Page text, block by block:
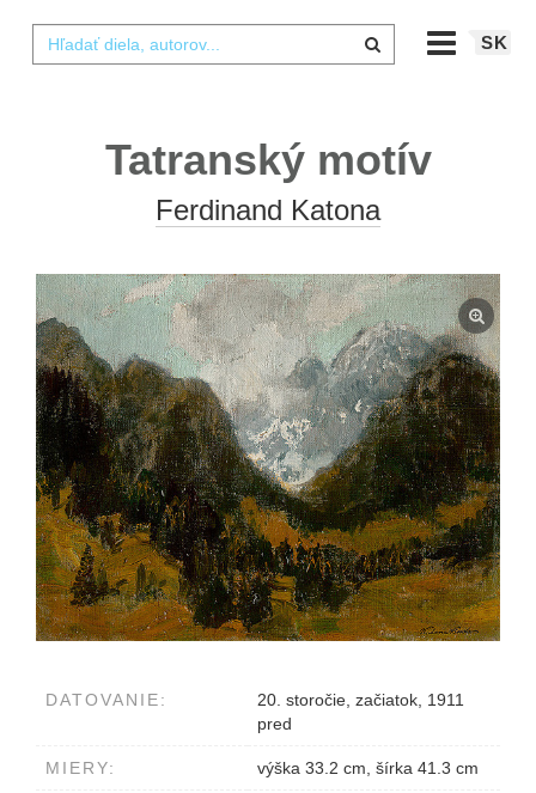
SK
Tatranský motív
Ferdinand Katona
DATOVANIE:
20. storočie, začiatok, 1911
pred
MIERY: výška 33.2 cm, šírka 41.3 cm